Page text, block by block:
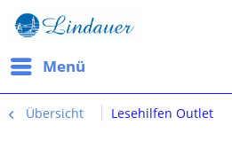
Menü
Übersicht Lesehilfen Outlet